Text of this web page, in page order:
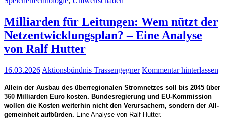
Mil­li­ar­den für Lei­tun­gen: Wem nützt der
Netz­ent­wick­lungs­plan? – Eine Ana­ly­se
von Ralf Hutter
16.03.2026 Aktionsbündnis Trassengegner Kommentar hinterlassen
Allein der Aus­bau des über­re­gio­na­len Strom­net­zes soll bis 2045 über
360 Mil­li­ar­den Euro kos­ten. Bun­des­re­gie­rung und EU-Kom­­mis­­si­on
wol­len die Kos­ten wei­ter­hin nicht den Ver­ur­sa­chern, son­dern der All­
ge­mein­heit auf­bür­den. Eine Ana­ly­se von Ralf Hutter.